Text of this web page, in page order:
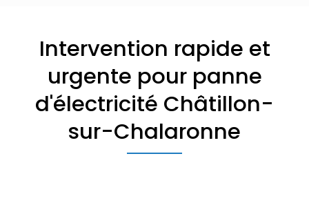
Intervention rapide et
urgente pour panne
d'électricité Châtillon-
sur-Chalaronne